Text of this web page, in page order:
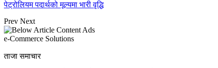
पेट्रोलियम पदार्थको मूल्यमा भारी वृद्धि
Prev Next
e-Commerce Solutions
ताजा समाचार